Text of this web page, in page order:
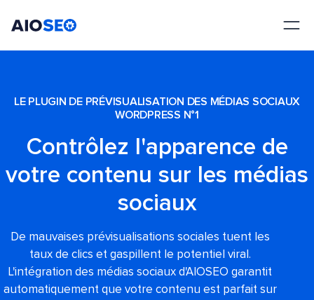
LE PLUGIN DE PRÉVISUALISATION DES MÉDIAS SOCIAUX
WORDPRESS N°1
Contrôlez l'apparence de
votre contenu sur les médias
sociaux
De mauvaises prévisualisations sociales tuent les
taux de clics et gaspillent le potentiel viral.
L'intégration des médias sociaux d'AIOSEO garantit
automatiquement que votre contenu est parfait sur